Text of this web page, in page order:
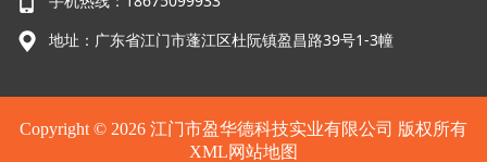
地址：广东省江门市蓬江区杜阮镇盈昌路39号1-3幢
Copyright © 2026 江门市盈华德科技实业有限公司 版权所有
XML网站地图